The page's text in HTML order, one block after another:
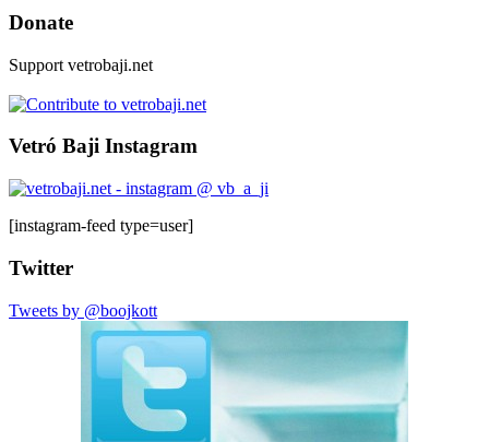
Donate
Support vetrobaji.net
Vetró Baji Instagram
[instagram-feed type=user]
Twitter
Tweets by @boojkott